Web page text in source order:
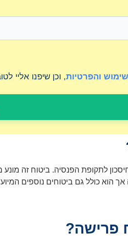
והפרטיות, וכן שיפנו אליי
לתקופת הפנסיה. ביטוח זה
אך הוא כולל גם ביטוחים נוספים
פרישה?